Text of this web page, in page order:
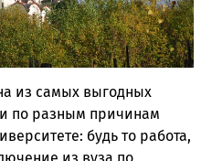
из самых выгодных
по разным причинам
будь то работа,